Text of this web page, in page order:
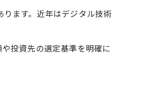
ます。近年はデジタル技術
投資先の選定基準を明確に